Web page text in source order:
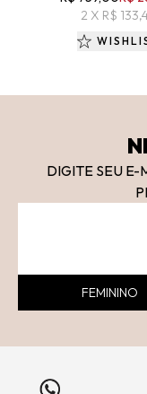
2 X R$
DIGITE SEU E-
FEMININO